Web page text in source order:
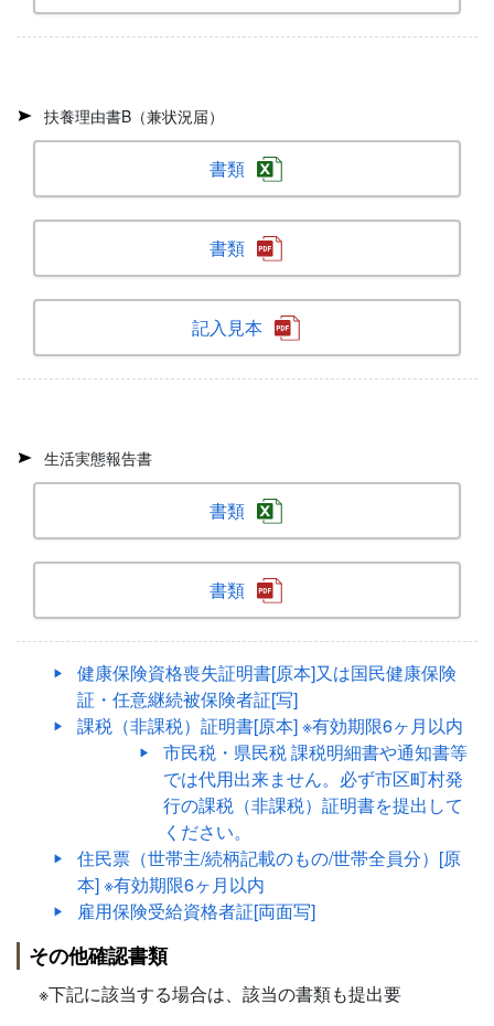
扶養理由書B（兼状況届）
書類
書類
記入見本
生活実態報告書
書類
書類
健康保険資格喪失証明書[原本]又は国民健康保険
証・任意継続被保険者証[写]
課税（非課税）証明書[原本] ※有効期限6ヶ月以内
市民税・県民税 課税明細書や通知書等
では代用出来ません。必ず市区町村発
行の課税（非課税）証明書を提出して
ください。
住民票（世帯主/続柄記載のもの/世帯全員分）[原
本] ※有効期限6ヶ月以内
雇用保険受給資格者証[両面写]
その他確認書類
※下記に該当する場合は、該当の書類も提出要